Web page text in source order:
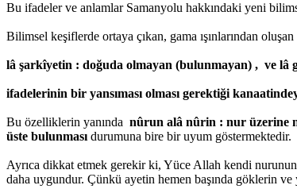
Bu ifadeler ve anlamlar Samanyolu hakkındaki yeni
Bilimsel keşiflerde ortaya çıkan, gama ışınlarından
lâ şarkîyetin : doğuda olmayan (bulunmayan) , ve lâ
ifadelerinin bir yansıması olması gerektiği
Bu özelliklerin yanında nûrun alâ nûrin : nur üzerine
üste bulunması durumuna bire bir uyum göstermektedir.
Ayrıca dikkat etmek gerekir ki, Yüce Allah kendi nurunun
daha uygundur. Çünkü ayetin hemen başında göklerin ve